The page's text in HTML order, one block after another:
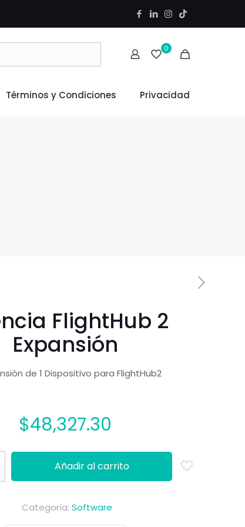
0
Términos y Condiciones Privacidad
FlightHub 2
Expansión
de 1 Dispositivo para FlightHub2
$48,327.30
Añadir al carrito
Categoría: Software